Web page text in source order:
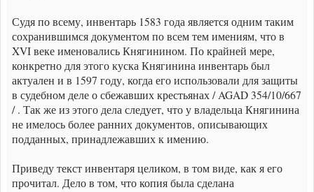
Судя по всему, инвентарь 1583 года является одним таким
сохранившимся документом по всем тем имениям, что в
XVI веке именовались Княгинином. По крайней мере,
конкретно для этого куска Княгинина инвентарь был
актуален и в 1597 году, когда его использовали для защиты
в судебном деле о сбежавших крестьянах / AGAD 354/10/667
/ . Так же из этого дела следует, что у владельца Княгинина
не имелось более ранних документов, описывающих
подданных, принадлежавших к имению.
Приведу текст инвентаря целиком, в том виде, как я его
прочитал. Дело в том, что копия была сделана